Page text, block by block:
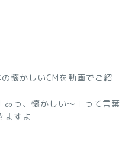
懐かしいCMを動画でご紹
あっ、懐かしい～」って言葉
ますよ